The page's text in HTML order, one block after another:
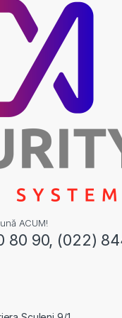
ACUM!
80 90, (022)